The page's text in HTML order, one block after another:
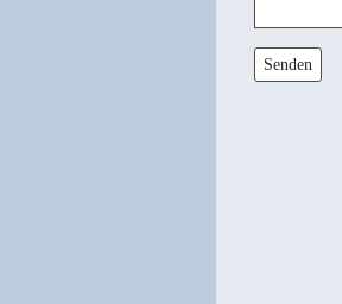
Senden